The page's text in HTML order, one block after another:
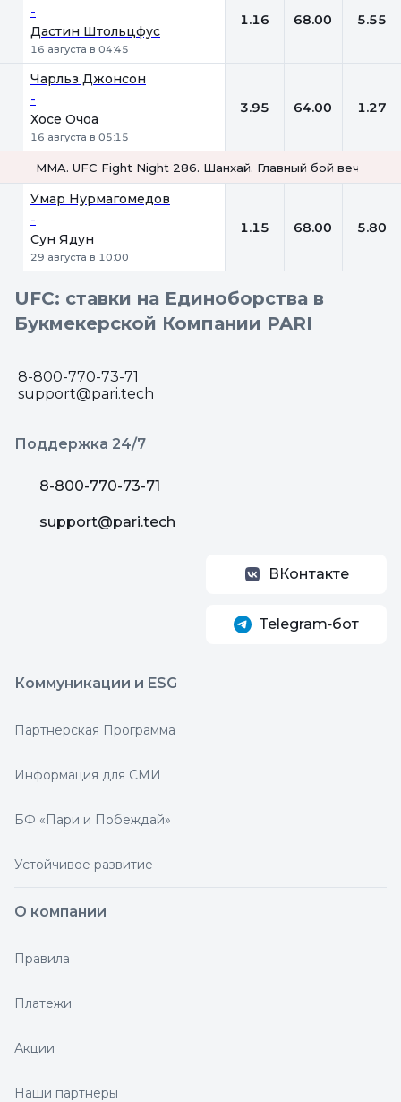
-
Дастин Штольцфус
16 августа в 04:45
1.16 68.00 5.55
Чарльз Джонсон
-
Хосе Очоа
16 августа в 05:15
3.95 64.00 1.27
MMA. UFC Fight Night 286. Шанхай. Главный бой вечера.
Умар Нурмагомедов
-
Сун Ядун
29 августа в 10:00
1.15 68.00 5.80
UFC: ставки на Единоборства в
Букмекерской Компании PARI
8-800-770-73-71
support@pari.tech
Поддержка 24/7
8-800-770-73-71
support@pari.tech
ВКонтакте
Telegram‑бот
Коммуникации и ESG
Партнерская Программа
Информация для СМИ
БФ «Пари и Побеждай»
Устойчивое развитие
О компании
Правила
Платежи
Акции
Наши партнеры